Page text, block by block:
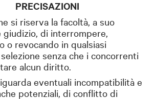
PRECISAZIONI
si riserva la facoltà, a suo
giudizio, di interrompere,
o revocando in qualsiasi
senza che i concorrenti
alcun diritto.
eventuali incompatibilità e
potenziali, di conflitto di